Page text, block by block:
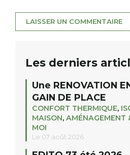
Les derniers
Une RENOVATION
GAIN DE PLACE
CONFORT THERMIQUE,
MAISON, AMÉNAGEMENT
MOI
Le 07 août 2026